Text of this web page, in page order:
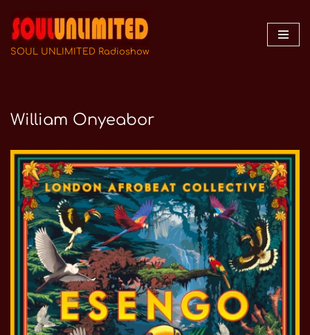
Zum
Inhalt
SOUL UNLIMITED Radioshow
William Onyeabor